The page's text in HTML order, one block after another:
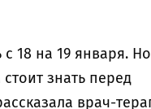
18 на 19 января.
знать перед
врач-